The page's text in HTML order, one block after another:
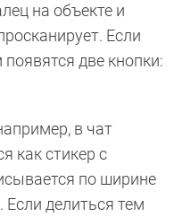
на объекте и
Если
две кнопки:
в чат
как стикер с
по ширине
делиться тем